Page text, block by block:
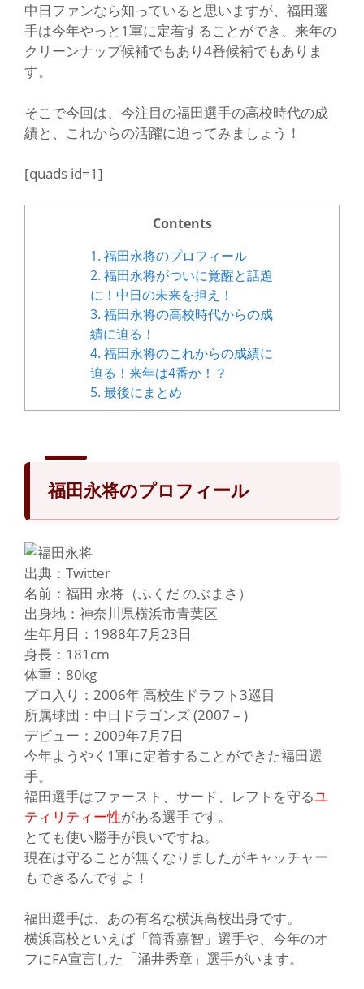
中日ファンなら知っていると思いますが、福田選
手は今年やっと1軍に定着することができ、来年の
クリーンナップ候補でもあり4番候補でもありま
す。
そこで今回は、今注目の福田選手の高校時代の成
績と、これからの活躍に迫ってみましょう！
[quads id=1]
Contents
1. 福田永将のプロフィール
2. 福田永将がついに覚醒と話題
に！中日の未来を担え！
3. 福田永将の高校時代からの成
績に迫る！
4. 福田永将のこれからの成績に
迫る！来年は4番か！？
5. 最後にまとめ
福田永将のプロフィール
出典：Twitter
名前：福田 永将（ふくだ のぶまさ）
出身地：神奈川県横浜市青葉区
生年月日：1988年7月23日
身長：181cm
体重：80kg
プロ入り：2006年 高校生ドラフト3巡目
所属球団：中日ドラゴンズ (2007 – )
デビュー：2009年7月7日
今年ようやく1軍に定着することができた福田選
手。
福田選手はファースト、サード、レフトを守るユ
ティリティー性がある選手です。
とても使い勝手が良いですね。
現在は守ることが無くなりましたがキャッチャー
もできるんですよ！
福田選手は、あの有名な横浜高校出身です。
横浜高校といえば 「筒香嘉智」 選手や、今年のオ
フにFA宣言した 「涌井秀章」 選手がいます。